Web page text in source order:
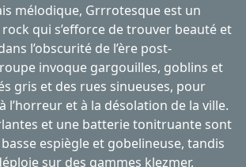
mélodique, Grrrotesque est un
qui s’efforce de trouver beauté et
l’obscurité de l’ère post-
invoque gargouilles, goblins et
gris et des rues sinueuses, pour
l’horreur et à la désolation de la ville.
et une batterie tonitruante sont
espiègle et gobelineuse, tandis
sur des gammes klezmer,